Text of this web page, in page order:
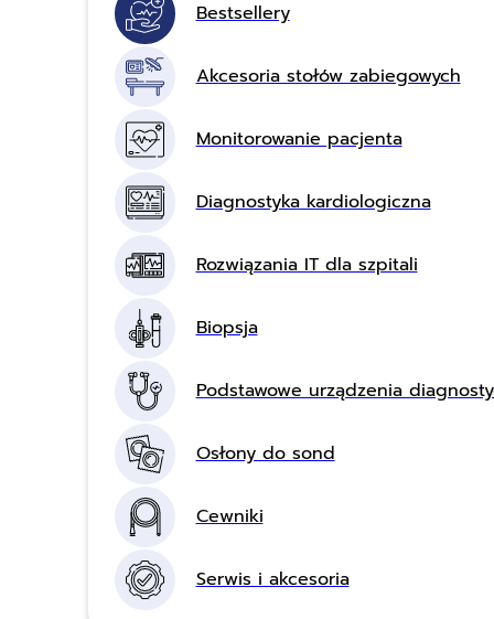
Bestsellery
Akcesoria stołów zabiegowych
Monitorowanie pacjenta
Diagnostyka kardiologiczna
Rozwiązania IT dla szpitali
Biopsja
Podstawowe urządzenia
Osłony do sond
Cewniki
Serwis i akcesoria